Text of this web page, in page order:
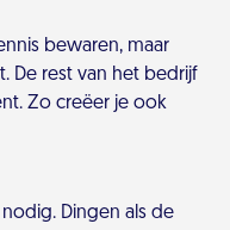
bewaren, maar
De rest van het bedrijf
Zo creëer je ook
Dingen als de